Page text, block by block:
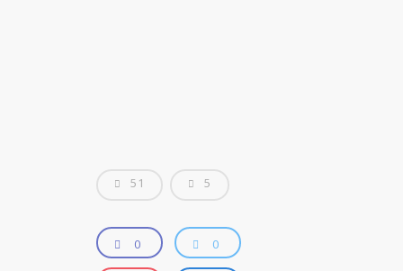
Casa Funeraria
51 5
0 0